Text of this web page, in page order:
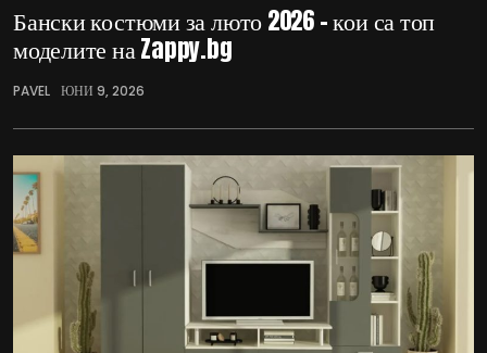
Бански костюми за люто 2026 – кои са топ
моделите на Zappy.bg
PAVEL ЮНИ 9, 2026